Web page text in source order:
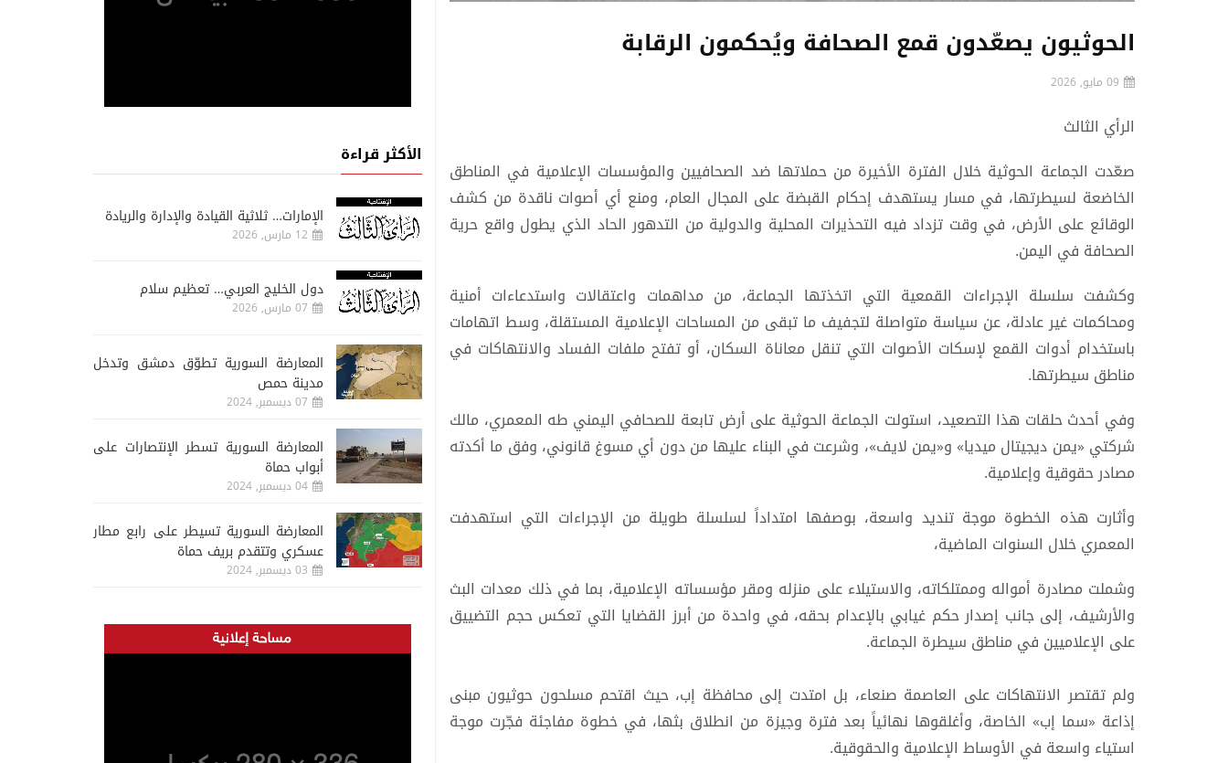
الحوثيون يصعّدون قمع الصحافة ويُحكمون الرقابة
09 مايو, 2026
الرأي الثالث
صعّدت الجماعة الحوثية خلال الفترة الأخيرة من حملاتها ضد الصحافيين والمؤسسات الإعلامية في المناطق
الخاضعة لسيطرتها، في مسار يستهدف إحكام القبضة على المجال العام، ومنع أي أصوات ناقدة من كشف
الوقائع على الأرض، في وقت تزداد فيه التحذيرات المحلية والدولية من التدهور الحاد الذي يطول واقع حرية
الصحافة في اليمن.
وكشفت سلسلة الإجراءات القمعية التي اتخذتها الجماعة، من مداهمات واعتقالات واستدعاءات أمنية
ومحاكمات غير عادلة، عن سياسة متواصلة لتجفيف ما تبقى من المساحات الإعلامية المستقلة، وسط اتهامات
باستخدام أدوات القمع لإسكات الأصوات التي تنقل معاناة السكان، أو تفتح ملفات الفساد والانتهاكات في
مناطق سيطرتها.
وفي أحدث حلقات هذا التصعيد، استولت الجماعة الحوثية على أرض تابعة للصحافي اليمني طه المعمري، مالك
شركتي «يمن ديجيتال ميديا» و«يمن لايف»، وشرعت في البناء عليها من دون أي مسوغ قانوني، وفق ما أكدته
مصادر حقوقية وإعلامية.
وأثارت هذه الخطوة موجة تنديد واسعة، بوصفها امتداداً لسلسلة طويلة من الإجراءات التي استهدفت
المعمري خلال السنوات الماضية،
وشملت مصادرة أمواله وممتلكاته، والاستيلاء على منزله ومقر مؤسساته الإعلامية، بما في ذلك معدات البث
والأرشيف، إلى جانب إصدار حكم غيابي بالإعدام بحقه، في واحدة من أبرز القضايا التي تعكس حجم التضييق
على الإعلاميين في مناطق سيطرة الجماعة.
ولم تقتصر الانتهاكات على العاصمة صنعاء، بل امتدت إلى محافظة إب، حيث اقتحم مسلحون حوثيون مبنى
إذاعة «سما إب» الخاصة، وأغلقوها نهائياً بعد فترة وجيزة من انطلاق بثها، في خطوة مفاجئة فجّرت موجة
استياء واسعة في الأوساط الإعلامية والحقوقية.
الأكثر قراءة
الإمارات… ثلاثية القيادة والإدارة والريادة
12 مارس, 2026
دول الخليج العربي… تعظيم سلام
07 مارس, 2026
المعارضة السورية تطوّق دمشق وتدخل
مدينة حمص
07 ديسمبر, 2024
المعارضة السورية تسطر الإنتصارات على
أبواب حماة
04 ديسمبر, 2024
المعارضة السورية تسيطر على رابع مطار
عسكري وتتقدم بريف حماة
03 ديسمبر, 2024